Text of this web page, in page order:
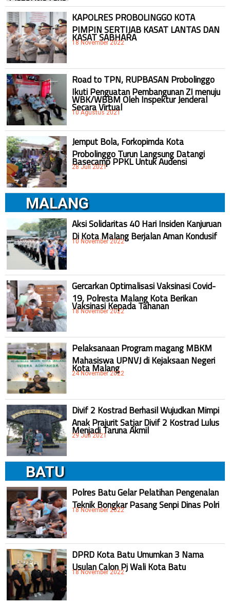
KAPOLRES PROBOLINGGO KOTA
PIMPIN SERTIJAB KASAT LANTAS DAN
KASAT SABHARA
18 November 2022
Road to TPN, RUPBASAN Probolinggo
Ikuti Penguatan Pembangunan ZI menuju
WBK/WBBM Oleh Inspektur Jenderal
Secara Virtual
10 Agustus 2021
Jemput Bola, Forkopimda Kota
Probolinggo Turun Langsung Datangi
Basecamp PPKL Untuk Audensi
28 Juli 2021
MALANG
Aksi Solidaritas 40 Hari Insiden Kanjuruan
Di Kota Malang Berjalan Aman Kondusif
10 November 2022
Gercarkan Optimalisasi Vaksinasi Covid-
19, Polresta Malang Kota Berikan
Vaksinasi Kepada Tahanan
18 November 2022
Pelaksanaan Program magang MBKM
Mahasiswa UPNVJ di Kejaksaan Negeri
Kota Malang
24 November 2022
Divif 2 Kostrad Berhasil Wujudkan Mimpi
Anak Prajurit Satjar Divif 2 Kostrad Lulus
Menjadi Taruna Akmil
29 Juli 2021
BATU
Polres Batu Gelar Pelatihan Pengenalan
Teknik Bongkar Pasang Senpi Dinas Polri
18 November 2022
DPRD Kota Batu Umumkan 3 Nama
Usulan Calon Pj Wali Kota Batu
18 November 2022